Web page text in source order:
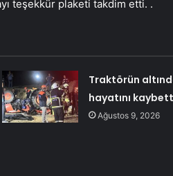
teşekkür plaketi takdim etti. .
Traktörün
hayatını
Ağustos 9, 2026